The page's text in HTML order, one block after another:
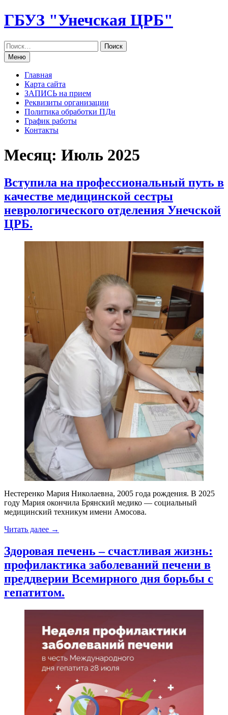
Перейти
к
ГБУЗ "Унечская ЦРБ"
Меню
Главная
Карта сайта
ЗАПИСЬ на прием
Реквизиты организации
Политика обработки ПДн
График работы
Контакты
Месяц: Июль 2025
Вступила на профессиональный путь в
качестве медицинской сестры
неврологического отделения Унечской
ЦРБ.
Нестеренко Мария Николаевна, 2005 года рождения. В 2025
году Мария окончила Брянский медико — социальный
медицинский техникум имени Амосова.
Читать далее «Вступила
путь
в
качестве
медицинской
сестры
отделения
ЦРБ.»
→
Здоровая печень – счастливая жизнь:
профилактика заболеваний печени в
преддверии Всемирного дня борьбы с
гепатитом.